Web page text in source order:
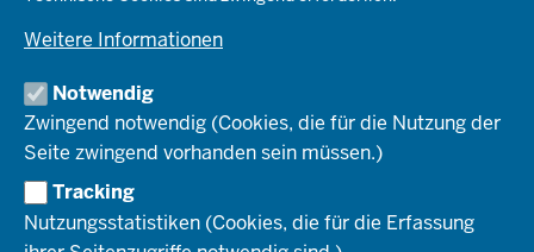
Weitere Informationen
Notwendig
Zwingend notwendig (Cookies, die für die Nutzung der
Seite zwingend vorhanden sein müssen.)
Tracking
Nutzungsstatistiken (Cookies, die für die Erfassung
Umwelt & Natur
Organisationsplan
Institutionen
Ausbildung
Pressefotos
Social-Media-Kanäle
REGIONALRAT DÜSSELDORF
SERVICES
Bekanntmachungen
Förderprogramme
HOTLINE